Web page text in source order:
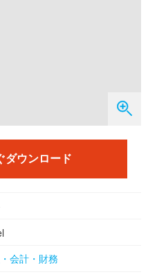
ダウンロード
会計・財務